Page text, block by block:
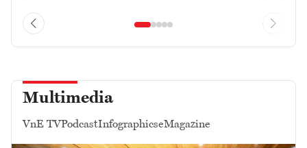
Multimedia
VnE TVPodcastInfographicseMagazine